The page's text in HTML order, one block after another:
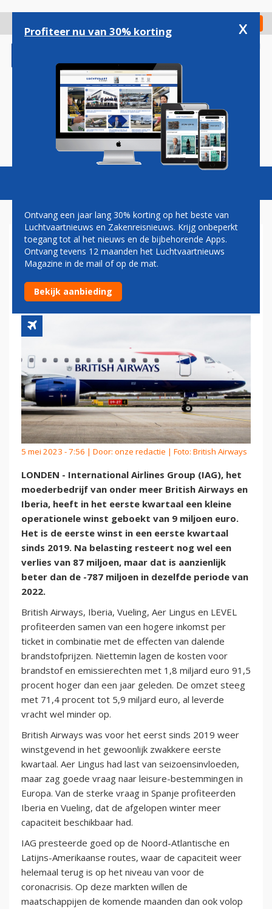
gaan
Check in
Magazine Podcasts Vacatures
MOEDERBEDRIJF BA EN
IBERIA BEHAALT BESCHEIDEN
BEDRIJFSWINST
5 mei 2023 - 7:56 | Door: onze redactie | Foto: British Airways
LONDEN - International Airlines Group (IAG), het
moederbedrijf van onder meer British Airways en
Iberia, heeft in het eerste kwartaal een kleine
operationele winst geboekt van 9 miljoen euro.
Het is de eerste winst in een eerste kwartaal
sinds 2019. Na belasting resteert nog wel een
verlies van 87 miljoen, maar dat is aanzienlijk
beter dan de -787 miljoen in dezelfde periode van
2022.
British Airways, Iberia, Vueling, Aer Lingus en LEVEL
profiteerden samen van een hogere inkomst per
ticket in combinatie met de effecten van dalende
brandstofprijzen. Niettemin lagen de kosten voor
brandstof en emissierechten met 1,8 miljard euro 91,5
procent hoger dan een jaar geleden. De omzet steeg
met 71,4 procent tot 5,9 miljard euro, al leverde
vracht wel minder op.
British Airways was voor het eerst sinds 2019 weer
winstgevend in het gewoonlijk zwakkere eerste
kwartaal. Aer Lingus had last van seizoensinvloeden,
maar zag goede vraag naar leisure-bestemmingen in
Europa. Van de sterke vraag in Spanje profiteerden
Iberia en Vueling, dat de afgelopen winter meer
capaciteit beschikbaar had.
IAG presteerde goed op de Noord-Atlantische en
Latijns-Amerikaanse routes, waar de capaciteit weer
helemaal terug is op het niveau van voor de
coronacrisis. Op deze markten willen de
maatschappijen de komende maanden dan ook volop
Profiteer nu van 30% korting x
Ontvang een jaar lang 30% korting op het beste van
Luchtvaartnieuws en Zakenreisnieuws. Krijg onbeperkt
toegang tot al het nieuws en de bijbehorende Apps.
Ontvang tevens 12 maanden het Luchtvaartnieuws
Magazine in de mail of op de mat.
Bekijk aanbieding